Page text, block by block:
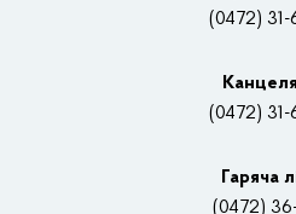
Нагороди
Контакти
(0472) 31-
(0472) 31-
Гаряча
(0472) 36-